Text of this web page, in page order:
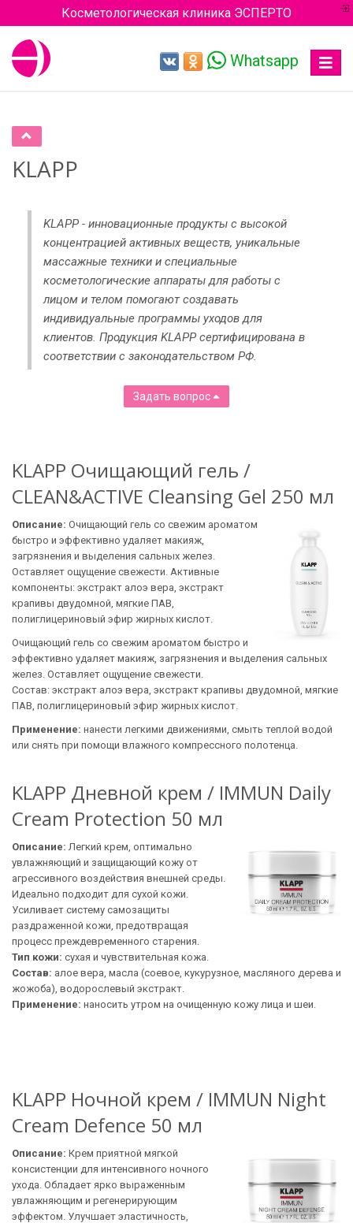
Косметологическая клиника ЭСПЕРТО
Toggle
Whatsapp
KLAPP
KLAPP - инновационные продукты с высокой
концентрацией активных веществ, уникальные
массажные техники и специальные
косметологические аппараты для работы с
лицом и телом помогают создавать
индивидуальные программы уходов для
клиентов. Продукция KLAPP сертифицирована в
соответствии с законодательством РФ.
Задать вопрос
KLAPP Очищающий гель /
CLEAN&ACTIVE Cleansing Gel 250 мл
Описание: Очищающий гель со свежим ароматом
быстро и эффективно удаляет макияж,
загрязнения и выделения сальных желез.
Оставляет ощущение свежести. Активные
компоненты: экстракт алоэ вера, экстракт
крапивы двудомной, мягкие ПАВ,
полиглицериновый эфир жиpных кислот.
Очищающий гель со свежим ароматом быстро и
эффективно удаляет макияж, загрязнения и выделения сальных
желез. Оставляет ощущение свежести.
Состав: экстракт алоэ вера, экстракт крапивы двудомной, мягкие
ПАВ, полиглицериновый эфир жиpных кислот.
Применение: нанести легкими движениями, смыть теплой водой
или снять при помощи влажного компрессного полотенца.
KLAPP Дневной крем / IMMUN Daily
Cream Protection 50 мл
Описание: Легкий крем, оптимально
увлажняющий и защищающий кожу от
агрессивного воздействия внешней среды.
Идеально подходит для сухой кожи.
Усиливает систему самозащиты
раздраженной кожи, предотвращая
процесс преждевременного старения.
Тип кожи: сухая и чувствительная кожа.
Состав: алое вера, масла (соевое, кукурузное, масляного дерева и
жожоба), водорослевый экстракт.
Применение: наносить утром на очищенную кожу лица и шеи.
KLAPP Ночной крем / IMMUN Night
Cream Defence 50 мл
Описание: Крем приятной мягкой
консистенции для интенсивного ночного
ухода. Обладает ярко выраженным
увлажняющим и регенерирующим
эффектом. Улучшает эластичность,